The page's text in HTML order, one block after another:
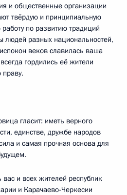
и общественные организации
твёрдую и принципиальную
по развитию традиций
людей разных национальностей,
веков славилась ваша
гордились её жители
праву.
гласит: иметь верного
единстве, дружбе народов
и самая прочная основа для
и всех жителей республик
и Карачаево-Черкесии